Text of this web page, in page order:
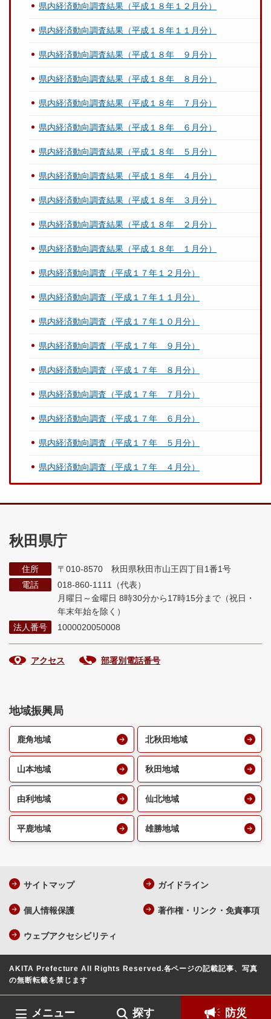
メニュー 探す 防災
県内経済動向調査結果（平成１８年１２月分）
県内経済動向調査結果（平成１８年１１月分）
県内経済動向調査結果（平成１８年 ９月分）
県内経済動向調査結果（平成１８年 ８月分）
県内経済動向調査結果（平成１８年 ７月分）
県内経済動向調査結果（平成１８年 ６月分）
県内経済動向調査結果（平成１８年 ５月分）
県内経済動向調査結果（平成１８年 ４月分）
県内経済動向調査結果（平成１８年 ３月分）
県内経済動向調査結果（平成１８年 ２月分）
県内経済動向調査結果（平成１８年 １月分）
県内経済動向調査（平成１７年１２月分）
県内経済動向調査（平成１７年１１月分）
県内経済動向調査（平成１７年１０月分）
県内経済動向調査（平成１７年 ９月分）
県内経済動向調査（平成１７年 ８月分）
県内経済動向調査（平成１７年 ７月分）
県内経済動向調査（平成１７年 ６月分）
県内経済動向調査（平成１７年 ５月分）
県内経済動向調査（平成１７年 ４月分）
秋田県庁
住所
〒010-8570 秋田県秋田市山王四丁目1番1号
電話
018-860-1111（代表）
月曜日～金曜日 8時30分から17時15分まで （祝日・
年末年始を除く）
法人番号
1000020050008
アクセス 部署別電話番号
地域振興局
鹿角地域 北秋田地域
山本地域 秋田地域
由利地域 仙北地域
平鹿地域 雄勝地域
サイトマップ ガイドライン
個人情報保護 著作権・リンク・免責事項
ウェブアクセシビリティ
AKITA Prefecture All Rights Reserved.各ページの記載記事、写真
の無断転載を禁じます